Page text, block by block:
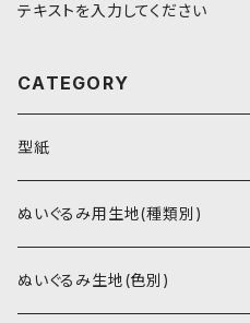
テキストを入力してください
CATEGORY
型紙
書籍（紙の本）
PDFデータ（ダウンロード）
ぬいぐるみ用生地(種類別)
ソフトボア（短毛）
ぬいぐるみ生地(色別)